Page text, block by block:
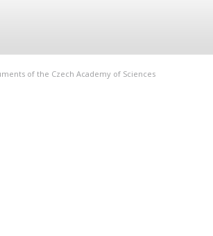
of the Czech Academy of Sciences